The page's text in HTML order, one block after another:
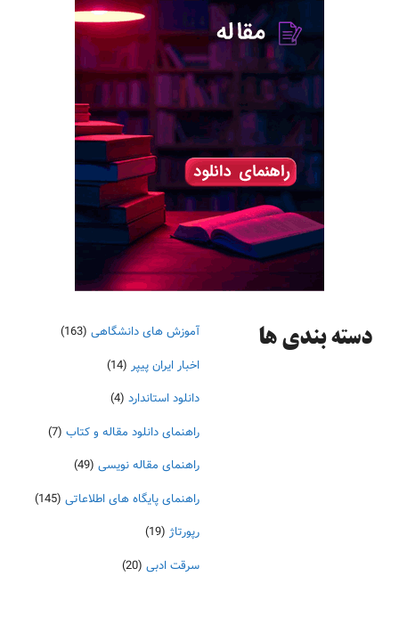
دسته‌ بندی ها آموزش های دانشگاهی (163)
اخبار ایران پیپر (14)
دانلود استاندارد (4)
راهنمای دانلود مقاله و کتاب (7)
راهنمای مقاله نویسی (49)
راهنمای پایگاه های اطلاعاتی (145)
رپورتاژ (19)
سرقت ادبی (20)